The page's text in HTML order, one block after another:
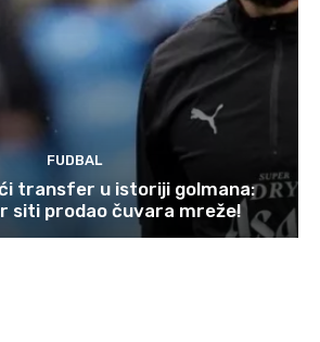
FUDBAL
transfer u istoriji golmana:
siti prodao čuvara mreže!